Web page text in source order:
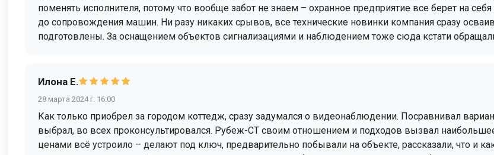
поменять исполнителя, потому что вообще забот не знаем – охранное предприятие все берет на
до сопровождения машин. Ни разу никаких срывов, все технические новинки компания сразу
подготовлены. За оснащением объектов сигнализациями и наблюдением тоже сюда кстати
Илона Е.
28 марта 2024 г. 16:00
Как только приобрел за городом коттедж, сразу задумался о видеонаблюдении. Посравнивал
выбрал, во всех проконсультировался. Рубеж-СТ своим отношением и подходов вызвал
ценами всё устроило – делают под ключ, предварительно побывали на объекте, рассказали, что и